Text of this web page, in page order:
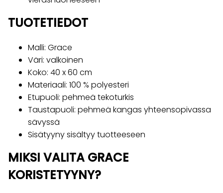
TUOTETIEDOT
Malli: Grace
Väri: valkoinen
Koko: 40 x 60 cm
Materiaali: 100 % polyesteri
Etupuoli: pehmeä tekoturkis
Taustapuoli: pehmeä kangas yhteensopivassa
sävyssä
Sisätyyny sisältyy tuotteeseen
MIKSI VALITA GRACE
KORISTETYYNY?